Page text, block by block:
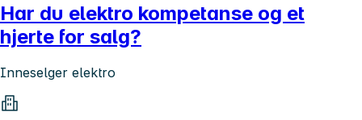
Har du elektro kompetanse og et
hjerte for salg?
Inneselger elektro